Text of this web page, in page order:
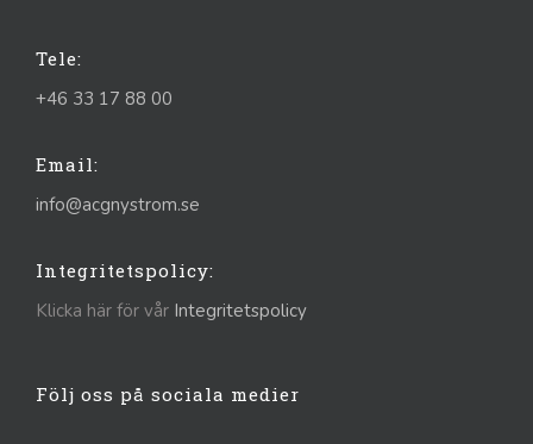
Tele:
+46 33 17 88 00
Email:
info@acgnystrom.se
Integritetspolicy:
Klicka här för vår Integritetspolicy
Följ oss på sociala medier